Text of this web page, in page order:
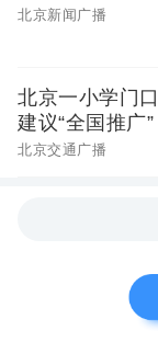
北京新闻广播
北京一小学门
建议“全国推广”
北京交通广播